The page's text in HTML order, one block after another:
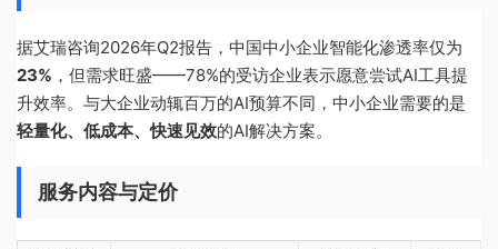
据艾瑞咨询2026年Q2报告，中国中小企业智能化渗透率仅为
23% ，但需求旺盛——78%的受访企业表示愿意尝试AI工具提
升效率。与大企业动辄百万的AI预算不同，中小企业需要的是
轻量化、低成本、快速见效的AI解决方案。
服务内容与定价